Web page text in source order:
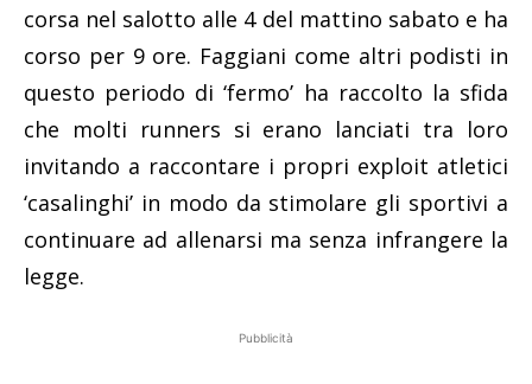
corsa nel salotto alle 4 del mattino sabato e ha
corso per 9 ore. Faggiani come altri podisti in
questo periodo di ‘fermo’ ha raccolto la sfida
che molti runners si erano lanciati tra loro
invitando a raccontare i propri exploit atletici
‘casalinghi’ in modo da stimolare gli sportivi a
continuare ad allenarsi ma senza infrangere la
legge.
Pubblicità